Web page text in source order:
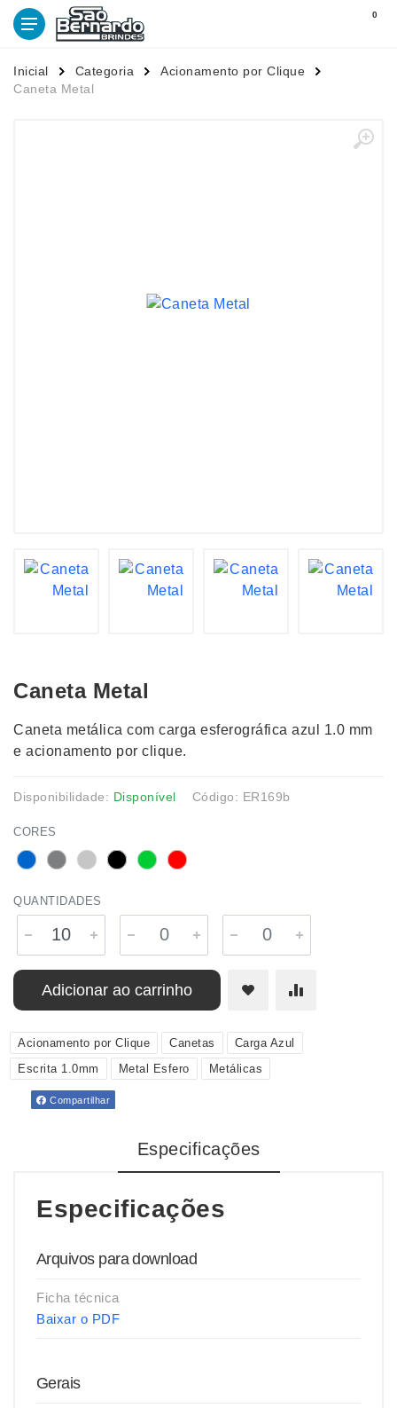
0
Inicial Categoria
Acionamento por Clique
Caneta Metal
Caneta Metal
Caneta metálica com carga esferográfica azul 1.0 mm
e acionamento por clique.
Disponibilidade: Disponível Código: ER169b
CORES
QUANTIDADES
Adicionar ao carrinho
Acionamento por Clique Canetas
Carga Azul
Escrita 1.0mm
Metal Esfero Metálicas
Compartilhar
Especificações
Especificações
Arquivos para download
Ficha técnica
Baixar o PDF
Gerais